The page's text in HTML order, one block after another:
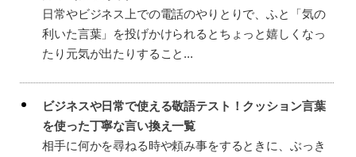
日常やビジネス上での電話のやりとりで、ふと「気の
利いた言葉」を投げかけられるとちょっと嬉しくなっ
たり元気が出たりすること...
ビジネスや日常で使える敬語テスト！クッション言葉
を使った丁寧な言い換え一覧
相手に何かを尋ねる時や頼み事をするときに、ぶっき